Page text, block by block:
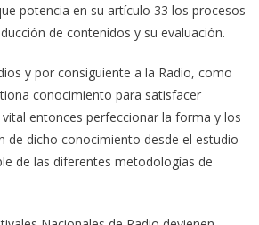
potencia en su artículo 33 los procesos
de contenidos y su evaluación.
y por consiguiente a la Radio, como
conocimiento para satisfacer
entonces perfeccionar la forma y los
de dicho conocimiento desde el estudio
de las diferentes metodologías de